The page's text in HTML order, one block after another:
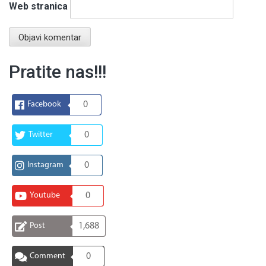
Web stranica
Pratite nas!!!
Facebook 0
Twitter 0
Instagram 0
Youtube 0
Post 1,688
Comment 0